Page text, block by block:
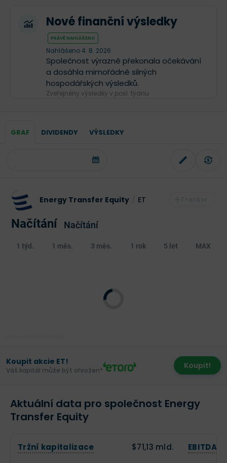
Nové finanční výsledky
PRÁVĚ NAHLÁŠENO
Nahlášeno 4. 8. 2026
Společnost výrazně překonala očekávání
a dosáhla mimořádně silných
hospodářských výsledků.
Zveřejněny výsledky v posl. týdnu
GRAF DIVIDENDY VÝSLEDKY
Energy Transfer Equity ET
Načítání Načítání
1 týd. 1 měs. 3 měs. 1 rok 5 let MAX
Koupit akcie ET!
Váš kapitál může být ohrožen* Koupit!
Aktuální data pro společnost Energy
Transfer Equity
Tržní kapitalizace $71,13 mld. EBITDA